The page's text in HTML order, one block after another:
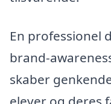
En professionel
brand-
skaber